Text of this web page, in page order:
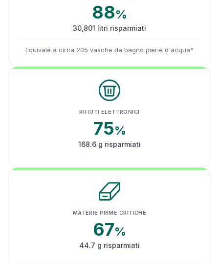
88%
30,801 litri risparmiati
Equivale a circa 205 vasche da bagno piene d'acqua*
RIFIUTI ELETTRONICI
75%
168.6 g risparmiati
MATERIE PRIME CRITICHE
67%
44.7 g risparmiati